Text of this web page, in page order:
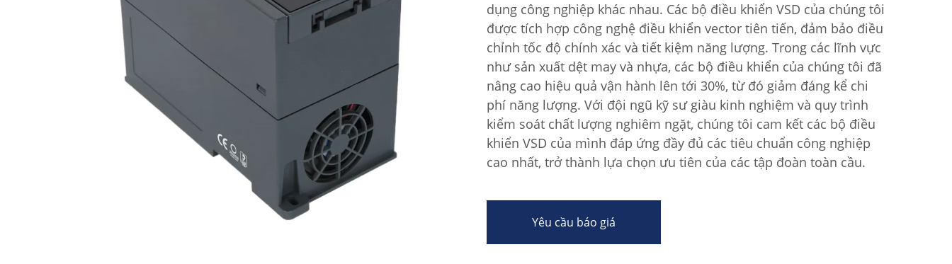
dụng công nghiệp khác nhau. Các bộ điều khiển VSD của chúng tôi
được tích hợp công nghệ điều khiển vector tiên tiến, đảm bảo điều
chỉnh tốc độ chính xác và tiết kiệm năng lượng. Trong các lĩnh vực
như sản xuất dệt may và nhựa, các bộ điều khiển của chúng tôi đã
nâng cao hiệu quả vận hành lên tới 30%, từ đó giảm đáng kể chi
phí năng lượng. Với đội ngũ kỹ sư giàu kinh nghiệm và quy trình
kiểm soát chất lượng nghiêm ngặt, chúng tôi cam kết các bộ điều
khiển VSD của mình đáp ứng đầy đủ các tiêu chuẩn công nghiệp
cao nhất, trở thành lựa chọn ưu tiên của các tập đoàn toàn cầu.
Yêu cầu báo giá